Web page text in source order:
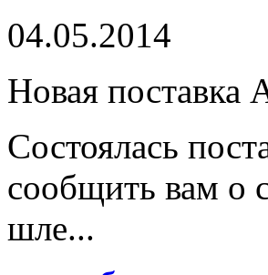
04.05.2014
Новая поставка
Состоялась
сообщить вам о
шле...